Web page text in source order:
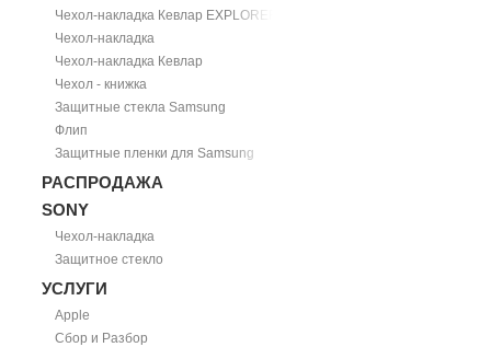
Чехол-накладка Кевлар EXPLORER
Чехол-накладка
Чехол-накладка Кевлар
Чехол - книжка
Защитные стекла Samsung
Флип
Защитные пленки для Samsung
РАСПРОДАЖА
SONY
Чехол-накладка
Защитное стекло
УСЛУГИ
Apple
Сбор и Разбор